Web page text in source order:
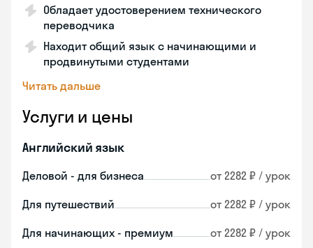
Обладает удостоверением технического
переводчика
Находит общий язык с начинающими и
продвинутыми студентами
Читать дальше
Услуги и цены
Английский язык
Деловой - для бизнеса от 2282 ₽ / урок
Для путешествий от 2282 ₽ / урок
Для начинающих - премиум от 2282 ₽ / урок